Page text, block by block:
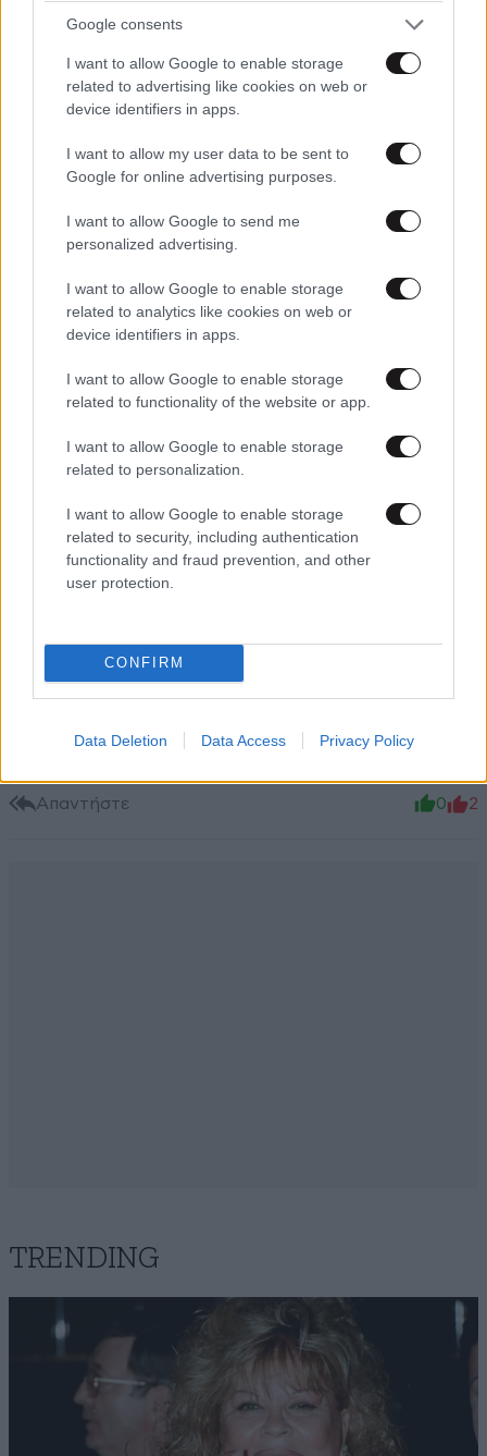
Google consents
I want to allow Google to enable storage
related to advertising like cookies on web or
device identifiers in apps.
I want to allow my user data to be sent to
Google for online advertising purposes.
I want to allow Google to send me
personalized advertising.
I want to allow Google to enable storage
related to analytics like cookies on web or
device identifiers in apps.
I want to allow Google to enable storage
related to functionality of the website or app.
I want to allow Google to enable storage
related to personalization.
I want to allow Google to enable storage
related to security, including authentication
functionality and fraud prevention, and other
user protection.
CONFIRM
Data Deletion Data Access Privacy Policy
ΣΧΌΛΙΑ ΑΝΑΓΝΩΣΤΏΝ
ΠΡΟΣΘΕΣΤΕ ΤΟ ΣΧΟΛΙΟ ΣΑΣ
Xαρακτήρες: 0/1000
Διαβάστε και ακολουθήστε τους κανόνες σχολιασμού
live by the sword, die by the sword... RIP
Απαντήστε 0 2
TRENDING